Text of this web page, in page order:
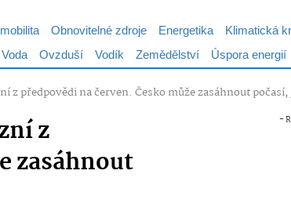
Obnovitelné zdroje Energetika Klimatická
Voda Ovzduší Vodík Zemědělství Úspora energií
z předpovědi na červen. Česko může zasáhnout
z
zasáhnout